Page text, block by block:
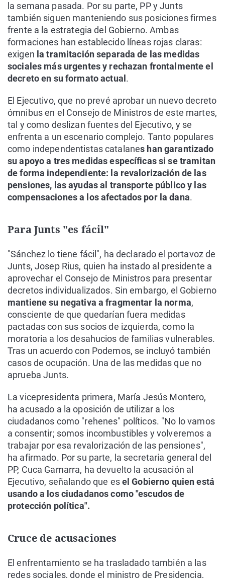
la semana pasada. Por su parte, PP y Junts
también siguen manteniendo sus posiciones firmes
frente a la estrategia del Gobierno. Ambas
formaciones han establecido líneas rojas claras:
exigen la tramitación separada de las medidas
sociales más urgentes y rechazan frontalmente el
decreto en su formato actual .
El Ejecutivo, que no prevé aprobar un nuevo decreto
ómnibus en el Consejo de Ministros de este martes,
tal y como deslizan fuentes del Ejecutivo, y se
enfrenta a un escenario complejo. Tanto populares
como independentistas catalanes han garantizado
su apoyo a tres medidas específicas si se tramitan
de forma independiente: la revalorización de las
pensiones, las ayudas al transporte público y las
compensaciones a los afectados por la dana.
Para Junts "es fácil"
"Sánchez lo tiene fácil", ha declarado el portavoz de
Junts, Josep Rius, quien ha instado al presidente a
aprovechar el Consejo de Ministros para presentar
decretos individualizados. Sin embargo, el Gobierno
mantiene su negativa a fragmentar la norma,
consciente de que quedarían fuera medidas
pactadas con sus socios de izquierda, como la
moratoria a los desahucios de familias vulnerables.
Tras un acuerdo con Podemos, se incluyó también
casos de ocupación. Una de las medidas que no
aprueba Junts.
La vicepresidenta primera, María Jesús Montero,
ha acusado a la oposición de utilizar a los
ciudadanos como "rehenes" políticos. "No lo vamos
a consentir; somos incombustibles y volveremos a
trabajar por esa revalorización de las pensiones",
ha afirmado. Por su parte, la secretaria general del
PP, Cuca Gamarra, ha devuelto la acusación al
Ejecutivo, señalando que esel Gobierno quien está
usando a los ciudadanos como "escudos de
protección política".
Cruce de acusaciones
El enfrentamiento se ha trasladado también a las
redes sociales, donde el ministro de Presidencia,